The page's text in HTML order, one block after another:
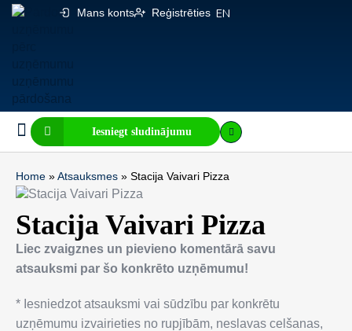
Mans konts Reģistrēties EN
Iesniegt sludinājumu
Home » Atsauksmes » Stacija Vaivari Pizza
Stacija Vaivari Pizza
Liec zvaigznes un pievieno komentārā savu
atsauksmi par šo konkrēto uzņēmumu!
* Iesniedzot atsauksmi vai sūdzību par konkrētu
uzņēmumu izvairieties no rupjībām, neslavas celšanas,